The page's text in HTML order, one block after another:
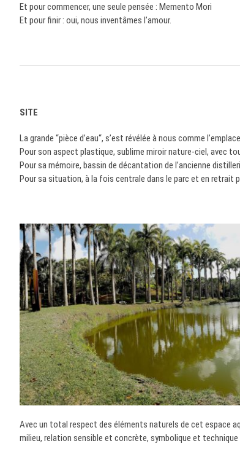
Et pour commencer, une seule pensée : Memento Mori
Et pour finir : oui, nous inventâmes l’amour.
SITE
La grande “pièce d’eau“, s’est révélée à nous comme
Pour son aspect plastique, sublime miroir nature-ciel, avec
Pour sa mémoire, bassin de décantation de l’ancienne
Pour sa situation, à la fois centrale dans le parc et en
Avec un total respect des éléments naturels de cet espace
milieu, relation sensible et concrète, symbolique et technique